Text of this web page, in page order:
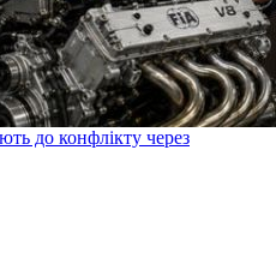
до конфлікту через